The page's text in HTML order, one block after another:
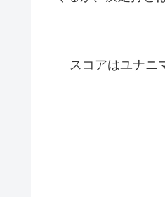
スコアはユナニ